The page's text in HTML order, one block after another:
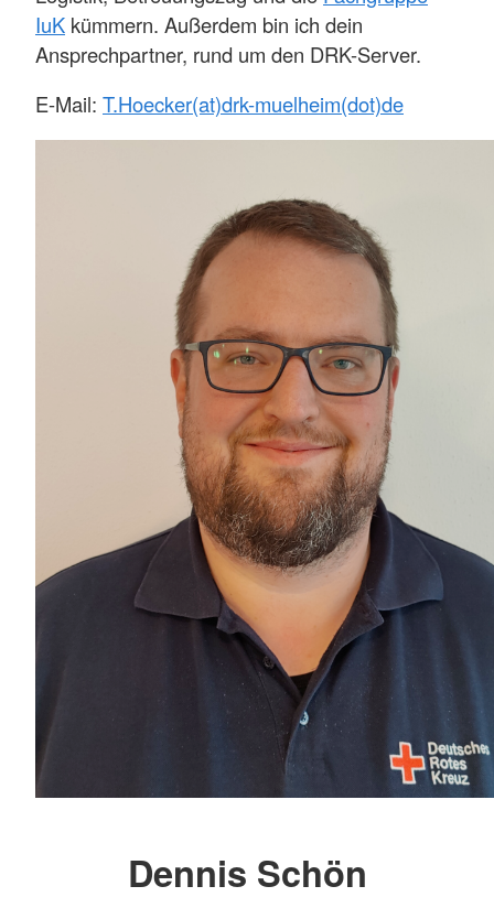
IuK kümmern. Außerdem bin ich dein
Ansprechpartner, rund um den DRK-Server.
E-Mail: T.Hoecker(at)drk-muelheim(dot)de
Dennis Schön